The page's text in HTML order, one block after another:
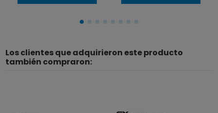
Los clientes que adquirieron este producto
también compraron: